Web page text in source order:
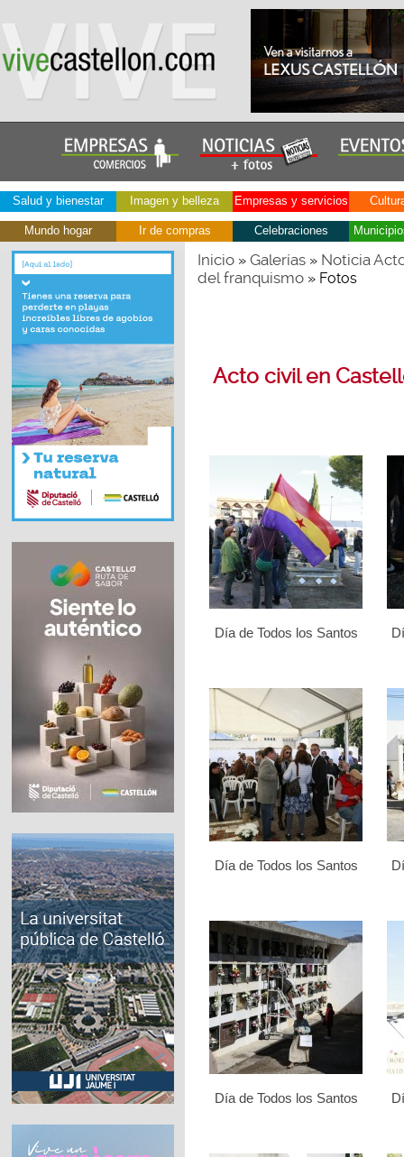
Salud y bienestar Imagen y belleza Empresas y servicios
Mundo hogar Ir de compras Celebraciones
Inicio» Galerías» Noticia
del franquismo» Fotos
Acto civil en
Día de Todos los Santos
Día de Todos los Santos
Día de Todos los Santos